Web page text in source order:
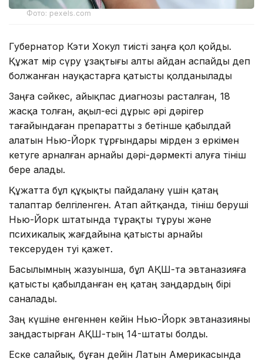
Фото: pexels.com
Губернатор Кэти Хокул тиісті заңға қол қойды.
Құжат өмір сүру ұзақтығы алты айдан аспайды деп
болжанған науқастарға қатысты қолданылады
Заңға сәйкес, айықпас диагнозы расталған, 18
жасқа толған, ақыл-есі дұрыс әрі дәрігер
тағайындаған препаратты өз бетінше қабылдай
алатын Нью-Йорк тұрғындары өмірден өз еркімен
кетуге арналған арнайы дәрі-дәрмекті алуға өтініш
бере алады.
Құжатта бұл құқықты пайдалану үшін қатаң
талаптар белгіленген. Атап айтқанда, өтініш беруші
Нью-Йорк штатында тұрақты тұруы және
психикалық жағдайына қатысты арнайы
тексеруден өтуі қажет.
Басылымның жазуынша, бұл АҚШ-та эвтаназияға
қатысты қабылданған ең қатаң заңдардың бірі
саналады.
Заң күшіне енгеннен кейін Нью-Йорк эвтаназияны
заңдастырған АҚШ-тың 14-штаты болды.
Еске салайық, бұған дейін Латын Америкасында